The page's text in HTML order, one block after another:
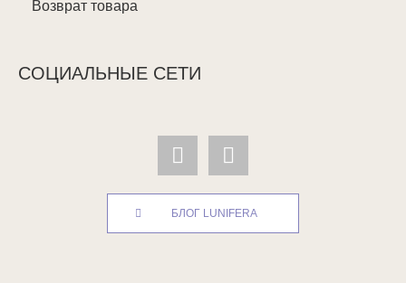
Возврат товара
СОЦИАЛЬНЫЕ СЕТИ
БЛОГ LUNIFERA